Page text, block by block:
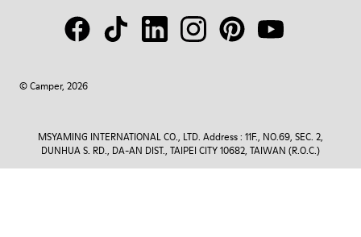
© Camper, 2026
MSYAMING INTERNATIONAL CO., LTD. Address : 11F., NO.69, SEC. 2,
DUNHUA S. RD., DA-AN DIST., TAIPEI CITY 10682, TAIWAN (R.O.C.)